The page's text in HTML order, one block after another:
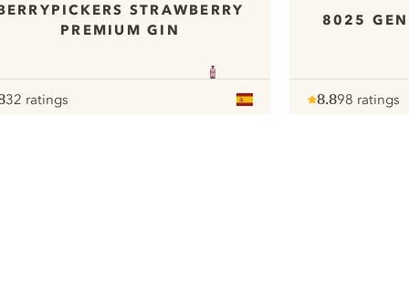
STRAWBERRY
PREMIUM GIN
32 ratings
8025
8.898 ratings